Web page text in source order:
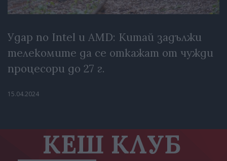
Удар по Intel и AMD: Китай задължи
телекомите да се откажат от чужди
процесори до 27 г.
15.04.2024
КЕШ КЛУБ